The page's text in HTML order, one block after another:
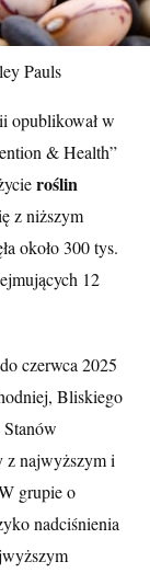
Pauls
opublikował w
& Health”
roślin
z niższym
około 300 tys.
12
czerwca 2025
Bliskiego
z najwyższym i
grupie o
nadciśnienia